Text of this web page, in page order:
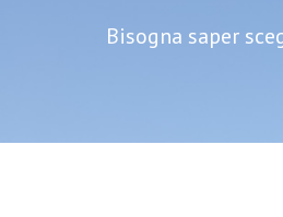
Bisogna saper